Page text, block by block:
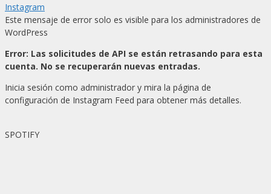
Instagram
Este mensaje de error solo es visible para los administradores de
WordPress
Error: Las solicitudes de API se están retrasando para esta
cuenta. No se recuperarán nuevas entradas.
Inicia sesión como administrador y mira la página de
configuración de Instagram Feed para obtener más detalles.
SPOTIFY